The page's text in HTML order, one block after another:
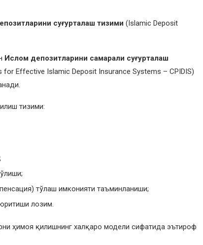
суғурталаш тизими (Islamic Deposit
Ислом депозитларини самарали суғурталаш
for Effective Islamic Deposit Insurance Systems – CPIDIS)
тизими:
тўлаш имконияти таъминланиши;
лозим.
ҳимоя қилишнинг халқаро модели сифатида эътироф